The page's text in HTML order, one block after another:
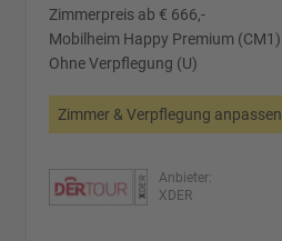
Zimmerpreis ab € 666,-
Mobilheim Happy Premium (CM1)
Ohne Verpflegung (U)
Zimmer & Verpflegung anpassen
Anbieter:
XDER